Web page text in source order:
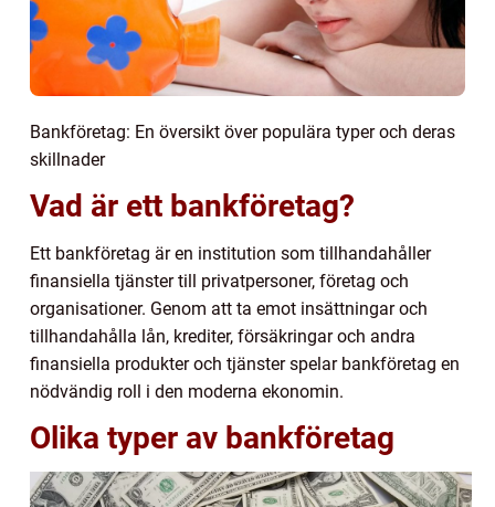
Bankföretag: En översikt över populära typer och deras
skillnader
Vad är ett bankföretag?
Ett bankföretag är en institution som tillhandahåller
finansiella tjänster till privatpersoner, företag och
organisationer. Genom att ta emot insättningar och
tillhandahålla lån, krediter, försäkringar och andra
finansiella produkter och tjänster spelar bankföretag en
nödvändig roll i den moderna ekonomin.
Olika typer av bankföretag